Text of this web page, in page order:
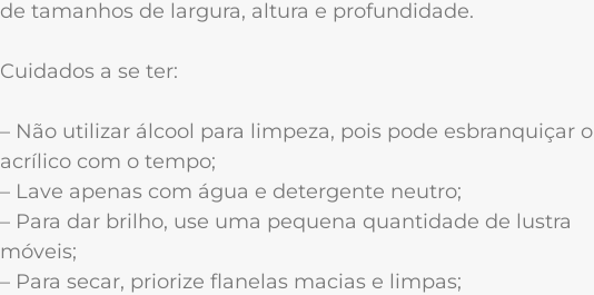
de tamanhos de largura, altura e profundidade.
Cuidados a se ter:
– Não utilizar álcool para limpeza, pois pode esbranquiçar o
acrílico com o tempo;
– Lave apenas com água e detergente neutro;
– Para dar brilho, use uma pequena quantidade de lustra
móveis;
– Para secar, priorize flanelas macias e limpas;